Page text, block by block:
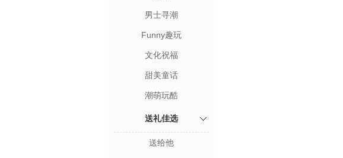
男士寻潮
Funny趣玩
文化祝福
甜美童话
潮萌玩酷
送礼佳选
送给他